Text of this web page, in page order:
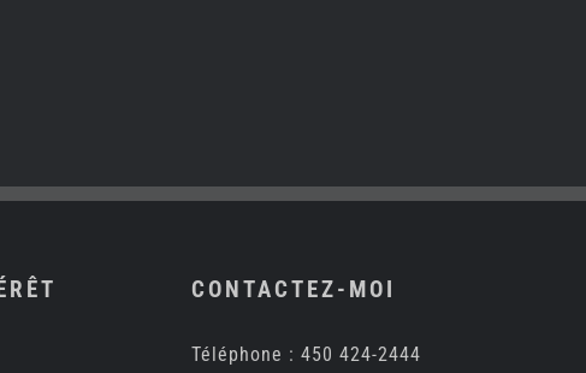
CONTACTEZ-MOI
Téléphone : 450 424-2444